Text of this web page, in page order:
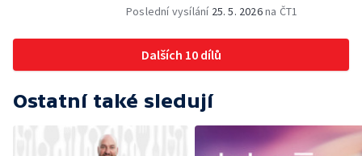
bezpečnosti dětí na inline bruslích - Petr
Zooterapie - praktické využití - Linda
Tinková — Pražské jaro - Klára Boudalová,
Marko Ivanović
Poslední vysílání 25. 5. 2026na ČT1
Dalších 10 dílů
Ostatní také sledují